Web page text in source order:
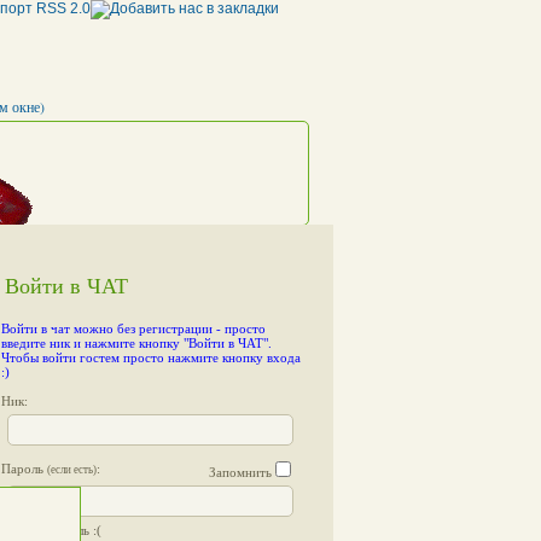
окне)
[10:35:04]
Войти в ЧАТ
Войти в чат можно без регистрации - просто
введите ник и нажмите кнопку "Войти в ЧАТ".
Чтобы войти гостем просто нажмите кнопку входа
:)
Ник:
Пароль (если есть): Запомнить
Я забыл пароль :(